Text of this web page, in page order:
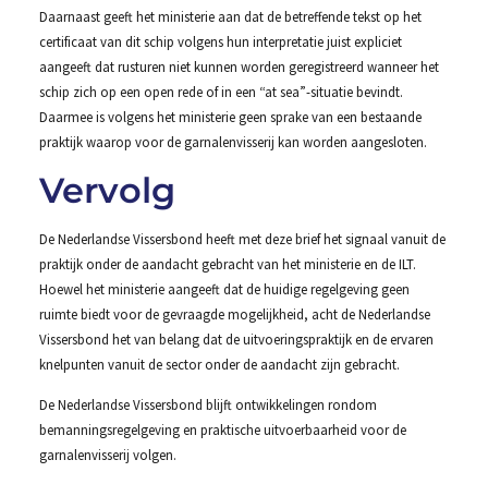
Daarnaast geeft het ministerie aan dat de betreffende tekst op het
certificaat van dit schip volgens hun interpretatie juist expliciet
aangeeft dat rusturen niet kunnen worden geregistreerd wanneer het
schip zich op een open rede of in een “at sea”-situatie bevindt.
Daarmee is volgens het ministerie geen sprake van een bestaande
praktijk waarop voor de garnalenvisserij kan worden aangesloten.
Vervolg
De Nederlandse Vissersbond heeft met deze brief het signaal vanuit de
praktijk onder de aandacht gebracht van het ministerie en de ILT.
Hoewel het ministerie aangeeft dat de huidige regelgeving geen
ruimte biedt voor de gevraagde mogelijkheid, acht de Nederlandse
Vissersbond het van belang dat de uitvoeringspraktijk en de ervaren
knelpunten vanuit de sector onder de aandacht zijn gebracht.
De Nederlandse Vissersbond blijft ontwikkelingen rondom
bemanningsregelgeving en praktische uitvoerbaarheid voor de
garnalenvisserij volgen.